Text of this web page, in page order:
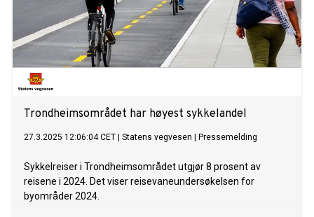
Trondheimsområdet har høyest sykkelandel
27.3.2025 12:06:04 CET Statens vegvesen Pressemelding
Sykkelreiser i Trondheimsområdet utgjør 8 prosent av
reisene i 2024. Det viser reisevaneundersøkelsen for
byområder 2024.